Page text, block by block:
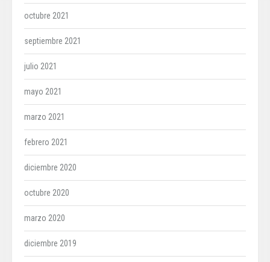
octubre 2021
septiembre 2021
julio 2021
mayo 2021
marzo 2021
febrero 2021
diciembre 2020
octubre 2020
marzo 2020
diciembre 2019